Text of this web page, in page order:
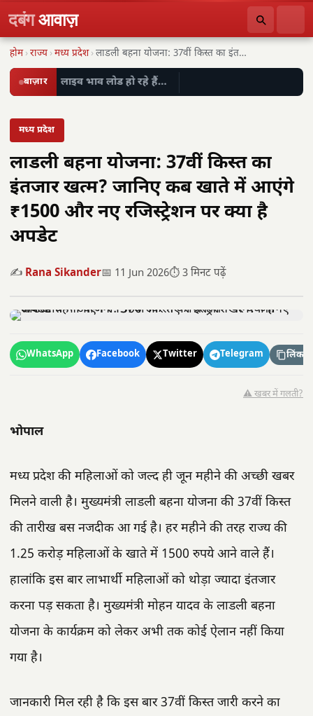
दबंगआवाज़
होम ›राज्य ›मध्य प्रदेश › लाडली बहना योजना: 37वीं किस्त का इंतजार खत्म?…
बाज़ार लाइव भाव लोड हो रहे हैं…
मध्य प्रदेश
लाडली बहना योजना: 37वीं किस्त का
इंतजार खत्म? जानिए कब खाते में आएंगे
₹1500 और नए रजिस्ट्रेशन पर क्या है
अपडेट
✍️ Rana Sikander📅 11 Jun 2026⏱️ 3 मिनट पढ़ें
WhatsApp Facebook Twitter Telegram लिंक
⚠️ खबर में गलती?
भोपाल
मध्य प्रदेश की महिलाओं को जल्द ही जून महीने की अच्छी खबर
मिलने वाली है। मुख्यमंत्री लाडली बहना योजना की 37वीं किस्त
की तारीख बस नजदीक आ गई है। हर महीने की तरह राज्य की
1.25 करोड़ महिलाओं के खाते में 1500 रुपये आने वाले हैं।
हालांकि इस बार लाभार्थी महिलाओं को थोड़ा ज्यादा इंतजार
करना पड़ सकता है। मुख्यमंत्री मोहन यादव के लाडली बहना
योजना के कार्यक्रम को लेकर अभी तक कोई ऐलान नहीं किया
गया है।
जानकारी मिल रही है कि इस बार 37वीं किस्त जारी करने का